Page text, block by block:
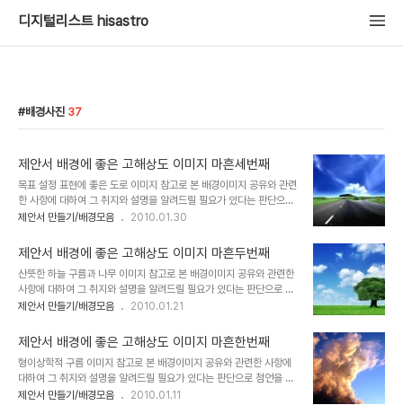
디지털리스트 hisastro
배경사진 37
제안서 배경에 좋은 고해상도 이미지 마흔세번째
목표 설정 표현에 좋은 도로 이미지 참고로 본 배경이미지 공유와 관련
한 사항에 대하여 그 취지와 설명을 알려드릴 필요가 있다는 판단으로
첨언을 추가합니다. 처음 제안서와 관련한 포스팅을 주제로 설정하고
고민되는 요소가 있었습니다. 이에 대한 내용을 처음 "제안서 배경에
좋은 이미지"라는 시리즈 제목으로 이미지들을 올리기 시작하면서 그
첫번째 글 "제안서 배경에 좋은 고해상도 이미지 하나"에서 저의 생각
을 밝혀 놓았습니다. 어떤 내용인지 한번 보시길 부탁드립니다. (_ _)
내용은 그리 길지 않습니다. ^^ 이미지 출처: interfacelift.com ▣
▣ 제안..
제안서 만들기/배경모음 2010.01.30
제안서 배경에 좋은 고해상도 이미지 마흔두번째
산뜻한 하늘 구름과 나무 이미지 참고로 본 배경이미지 공유와 관련한
사항에 대하여 그 취지와 설명을 알려드릴 필요가 있다는 판단으로 첨
언을 추가합니다. 처음 제안서와 관련한 포스팅을 주제로 설정하고 블
고민되는 요소가 있었습니다. 이에 대한 내용을 처음 "제안서 배경에
좋은 이미지"라는 시리즈 제목으로 이미지들을 올리기 시작하면서 그
첫번째 글 "제안서 배경에 좋은 고해상도 이미지 하나"에서 저의 생각
을 밝혀 놓았습니다. 어떤 내용인지 한번 보시길 부탁드립니다. (_ _)
내용은 그리 길지 않습니다. ^^ 이미지 출처: interfacelift.com ▣
제안서 만들기/배경모음 2010.01.21
제안서 배경에 좋은 고해상도 이미지 마흔한번째
형이상학적 구름 이미지 참고로 본 배경이미지 공유와 관련한 사항에
대하여 그 취지와 설명을 알려드릴 필요가 있다는 판단으로 첨언을 추
가합니다. 처음 제안서와 관련한 포스팅을 주제로 설정하고 블로그에
제안서 만들기/배경모음 2010.01.11